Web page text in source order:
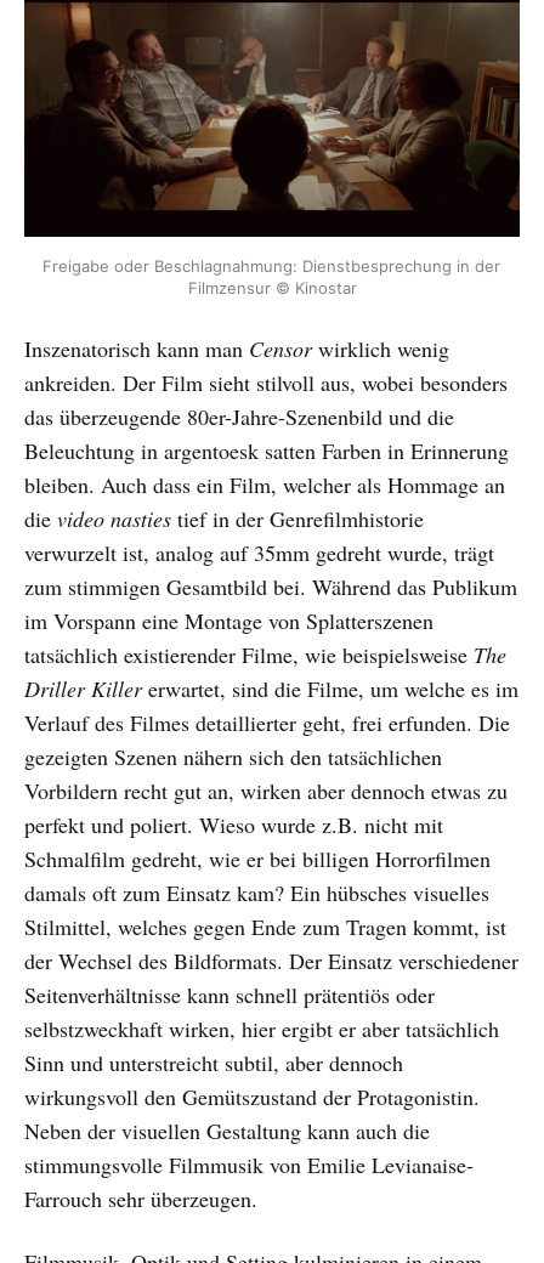
Freigabe oder Beschlagnahmung: Dienstbesprechung in der
Filmzensur © Kinostar
Inszenatorisch kann man Censorwirklich wenig
ankreiden. Der Film sieht stilvoll aus, wobei besonders
das überzeugende 80er-Jahre-Szenenbild und die
Beleuchtung in argentoesk satten Farben in Erinnerung
bleiben. Auch dass ein Film, welcher als Hommage an
die video nasties tief in der Genrefilmhistorie
verwurzelt ist, analog auf 35mm gedreht wurde, trägt
zum stimmigen Gesamtbild bei. Während das Publikum
im Vorspann eine Montage von Splatterszenen
tatsächlich existierender Filme, wie beispielsweise The
Driller Killererwartet, sind die Filme, um welche es im
Verlauf des Filmes detaillierter geht, frei erfunden. Die
gezeigten Szenen nähern sich den tatsächlichen
Vorbildern recht gut an, wirken aber dennoch etwas zu
perfekt und poliert. Wieso wurde z.B. nicht mit
Schmalfilm gedreht, wie er bei billigen Horrorfilmen
damals oft zum Einsatz kam? Ein hübsches visuelles
Stilmittel, welches gegen Ende zum Tragen kommt, ist
der Wechsel des Bildformats. Der Einsatz verschiedener
Seitenverhältnisse kann schnell prätentiös oder
selbstzweckhaft wirken, hier ergibt er aber tatsächlich
Sinn und unterstreicht subtil, aber dennoch
wirkungsvoll den Gemütszustand der Protagonistin.
Neben der visuellen Gestaltung kann auch die
stimmungsvolle Filmmusik von Emilie Levianaise-
Farrouch sehr überzeugen.